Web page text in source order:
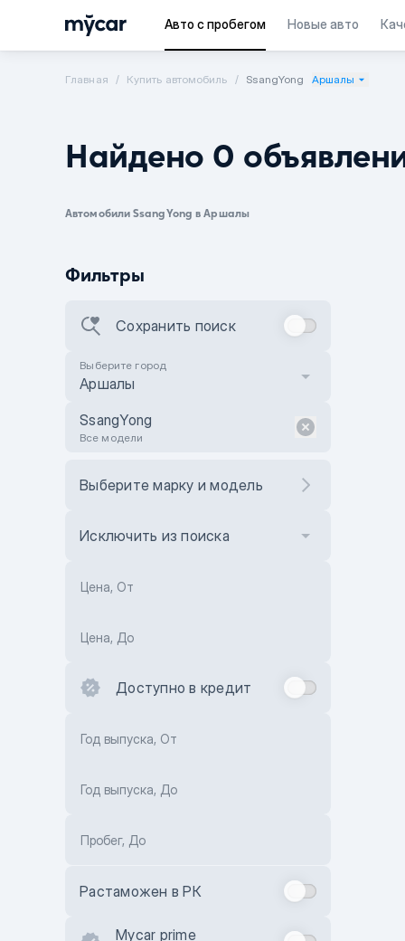
Авто с пробегом Новые авто
Главная Купить автомобиль SsangYong Аршалы
Найдено 0
Автомобили SsangYong в Аршалы
Фильтры
Сохранить поиск
Выберите город
Аршалы
SsangYong
Все модели
Выберите марку и модель
Исключить из поиска
Цена, От
Цена, До
Доступно в кредит
Год выпуска, От
Год выпуска, До
Пробег, До
Растаможен в РК
Mycar prime